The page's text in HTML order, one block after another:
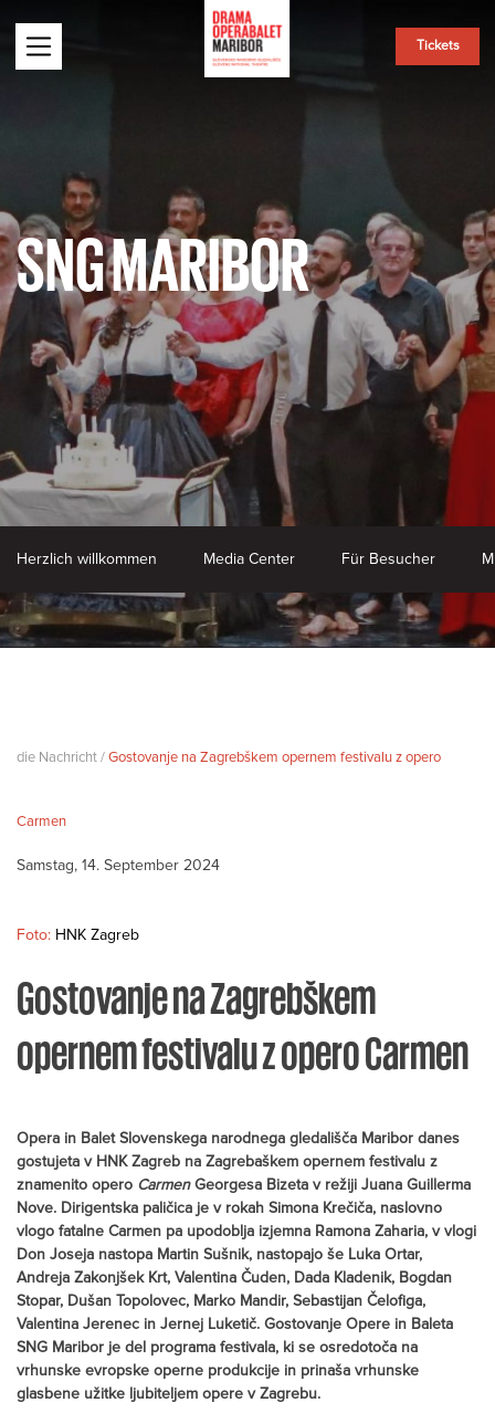
Tickets
SNG MARIBOR
Herzlich willkommen Media Center Für Besucher
die Nachricht /Gostovanje na Zagrebškem opernem festivalu z opero
Carmen
Samstag, 14. September 2024
Gostovanje na Zagrebškem
opernem festivalu z opero Carmen
Opera in Balet Slovenskega narodnega gledališča Maribor danes
gostujeta v HNK Zagreb na Zagrebaškem opernem festivalu z
znamenito opero CarmenGeorgesa Bizeta v režiji Juana Guillerma
Nove. Dirigentska paličica je v rokah Simona Krečiča, naslovno
vlogo fatalne Carmen pa upodoblja izjemna Ramona Zaharia, v vlogi
Don Joseja nastopa Martin Sušnik, nastopajo še Luka Ortar,
Andreja Zakonjšek Krt, Valentina Čuden, Dada Kladenik, Bogdan
Stopar, Dušan Topolovec, Marko Mandir, Sebastijan Čelofiga,
Valentina Jerenec in Jernej Luketič. Gostovanje Opere in Baleta
SNG Maribor je del programa festivala, ki se osredotoča na
vrhunske evropske operne produkcije in prinaša vrhunske
glasbene užitke ljubiteljem opere v Zagrebu.
Foto: HNK Zagreb